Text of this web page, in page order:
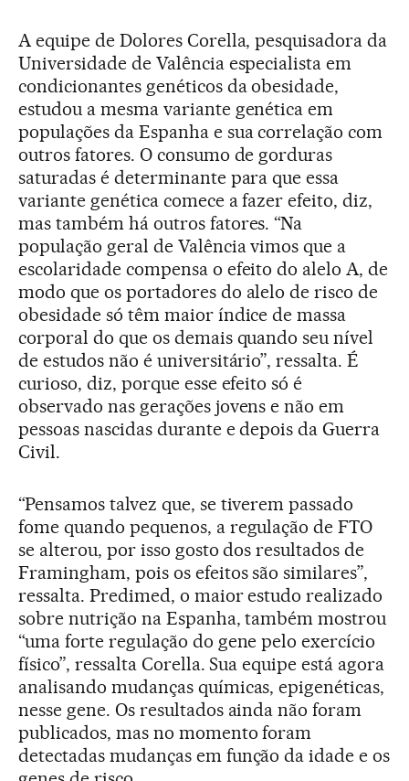
A equipe de Dolores Corella, pesquisadora da
Universidade de Valência especialista em
condicionantes genéticos da obesidade,
estudou a mesma variante genética em
populações da Espanha e sua correlação com
outros fatores. O consumo de gorduras
saturadas é determinante para que essa
variante genética comece a fazer efeito, diz,
mas também há outros fatores. “Na
população geral de Valência vimos que a
escolaridade compensa o efeito do alelo A, de
modo que os portadores do alelo de risco de
obesidade só têm maior índice de massa
corporal do que os demais quando seu nível
de estudos não é universitário”, ressalta. É
curioso, diz, porque esse efeito só é
observado nas gerações jovens e não em
pessoas nascidas durante e depois da Guerra
Civil.
“Pensamos talvez que, se tiverem passado
fome quando pequenos, a regulação de FTO
se alterou, por isso gosto dos resultados de
Framingham, pois os efeitos são similares”,
ressalta. Predimed, o maior estudo realizado
sobre nutrição na Espanha, também mostrou
“uma forte regulação do gene pelo exercício
físico”, ressalta Corella. Sua equipe está agora
analisando mudanças químicas, epigenéticas,
nesse gene. Os resultados ainda não foram
publicados, mas no momento foram
detectadas mudanças em função da idade e os